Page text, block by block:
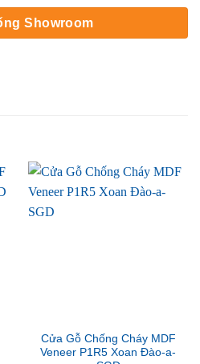
Showroom
Cửa Gỗ Chống Cháy MDF
Veneer P1R5 Xoan Đào-a-